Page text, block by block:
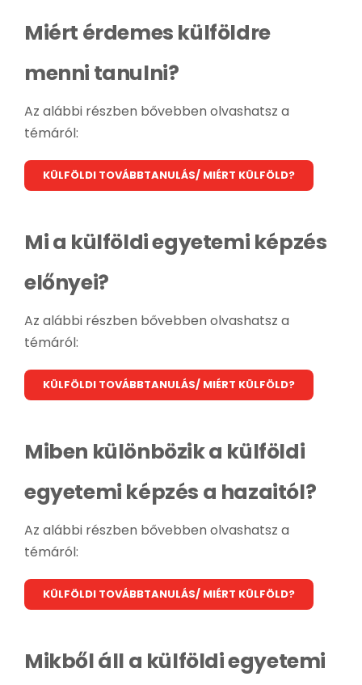
Miért érdemes külföldre
menni tanulni?
Az alábbi részben bővebben olvashatsz a
témáról:
KÜLFÖLDI TOVÁBBTANULÁS/ MIÉRT KÜLFÖLD?
Mi a külföldi egyetemi képzés
előnyei?
Az alábbi részben bővebben olvashatsz a
témáról:
KÜLFÖLDI TOVÁBBTANULÁS/ MIÉRT KÜLFÖLD?
Miben különbözik a külföldi
egyetemi képzés a hazaitól?
Az alábbi részben bővebben olvashatsz a
témáról:
KÜLFÖLDI TOVÁBBTANULÁS/ MIÉRT KÜLFÖLD?
Mikből áll a külföldi egyetemi